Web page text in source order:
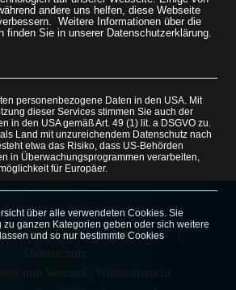
andere uns helfen, diese Webseite
Weitere Informationen über die
finden Sie in unserer Datenschutzerklärung.
personenbezogene Daten in den USA. Mit
dieser Services stimmen Sie auch der
in den USA gemäß Art. 49 (1) lit. a DSGVO zu.
Land mit unzureichendem Datenschutz nach
etwa das Risiko, dass US-Behörden
in Überwachungsprogrammen verarbeiten,
für Europäer.
über alle verwendeten Cookies. Sie
zu ganzen Kategorien geben oder sich weitere
und so nur bestimmte Cookies
3D Profi GmbH |Impressum
und Versand
Widerrufsrecht